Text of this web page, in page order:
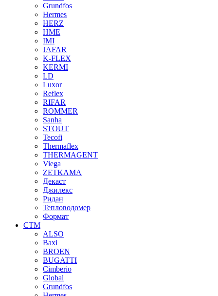
Grundfos
Hermes
HERZ
HME
IMI
JAFAR
K-FLEX
KERMI
LD
Luxor
Reflex
RIFAR
ROMMER
Sanha
STOUT
Tecofi
Thermaflex
THERMAGENT
Viega
ZETKAMA
Декаст
Джилекс
Ридан
Тепловодомер
Формат
СТМ
ALSO
Baxi
BROEN
BUGATTI
Cimberio
Global
Grundfos